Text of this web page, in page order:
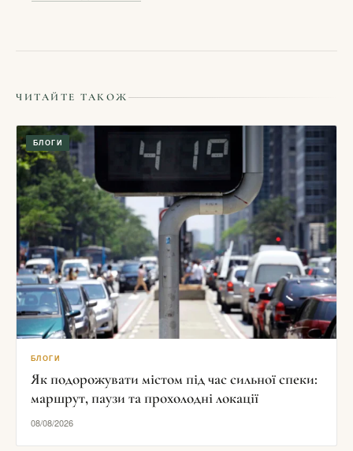
ЧИТАЙТЕ ТАКОЖ
БЛОГИ
БЛОГИ
Як подорожувати містом під час сильної спеки:
маршрут, паузи та прохолодні локації
08/08/2026